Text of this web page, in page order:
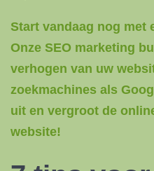
Start vandaag nog met
Onze SEO marketing
verhogen van uw
zoekmachines als
uit en vergroot de
website!